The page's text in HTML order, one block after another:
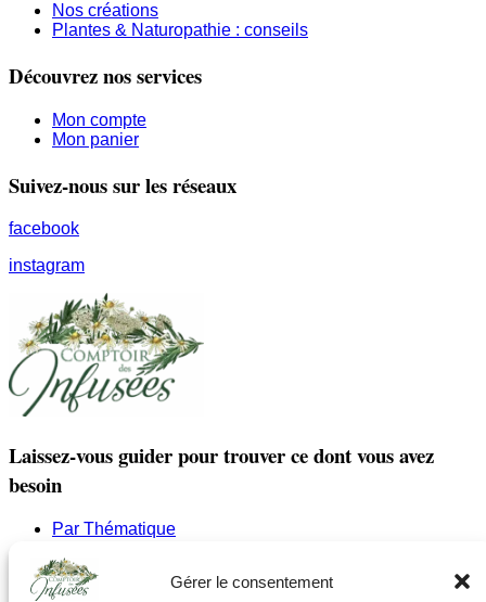
Gérer le consentement
Nos créations
Plantes & Naturopathie : conseils
Découvrez nos services
Mon compte
Mon panier
Suivez-nous sur les réseaux
facebook
instagram
Laissez-vous guider pour trouver ce dont vous avez
besoin
Par Thématique
Circulation | Jambes lourdes